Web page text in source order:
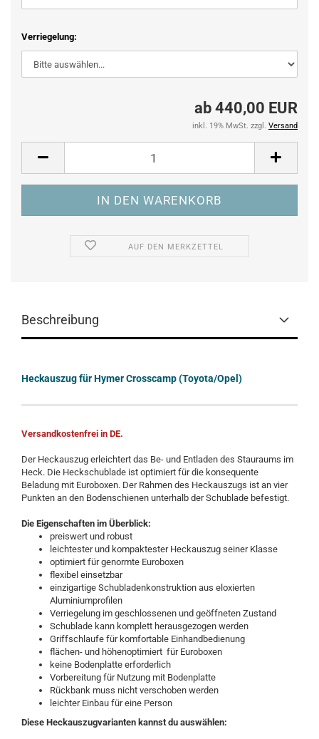
Verriegelung:
ab 440,00 EUR
inkl. 19% MwSt. zzgl. Versand
AUF DEN MERKZETTEL
Beschreibung
Heckauszug für Hymer Crosscamp (Toyota/Opel)
Versandkostenfrei in DE.
Der Heckauszug erleichtert das Be- und Entladen des Stauraums im
Heck. Die Heckschublade ist optimiert für die konsequente
Beladung mit Euroboxen. Der Rahmen des Heckauszugs ist an vier
Punkten an den Bodenschienen unterhalb der Schublade befestigt.
Die Eigenschaften im Überblick:
preiswert und robust
leichtester und kompaktester Heckauszug seiner Klasse
optimiert für genormte Euroboxen
flexibel einsetzbar
einzigartige Schubladenkonstruktion aus eloxierten
Aluminiumprofilen
Verriegelung im geschlossenen und geöffneten Zustand
Schublade kann komplett herausgezogen werden
Griffschlaufe für komfortable Einhandbedienung
flächen- und höhenoptimiert für Euroboxen
keine Bodenplatte erforderlich
Vorbereitung für Nutzung mit Bodenplatte
Rückbank muss nicht verschoben werden
leichter Einbau für eine Person
Diese Heckauszugvarianten kannst du auswählen: